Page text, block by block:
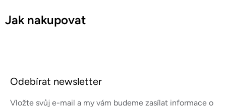
Jak nakupovat
Odebírat newsletter
Vložte svůj e-mail a my vám budeme zasílat informace o